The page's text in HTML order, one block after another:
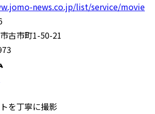
news.co.jp/list/service/movie
古市町1-50-21
を丁寧に撮影